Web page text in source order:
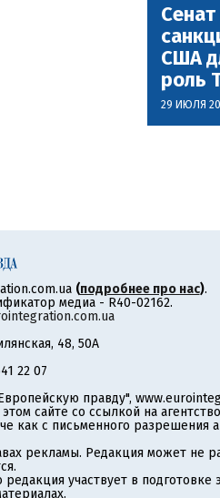
США
роль
29 ИЮЛЯ
(подробнее про нас).
медиа - R40-02162.
48, 50А
22 07
правду",
сайте со ссылкой на агентство
с письменного разрешения
рекламы. Редакция может не
участвует в подготовке